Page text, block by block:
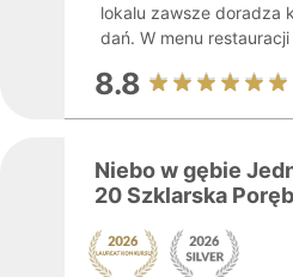
lokalu zawsze doradza
dań. W menu restauracji
8.8
Niebo w gębie
20 Szklarska